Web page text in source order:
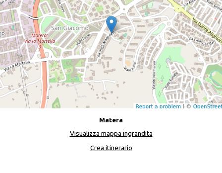
Matera
Visualizza mappa ingrandita
Crea itinerario